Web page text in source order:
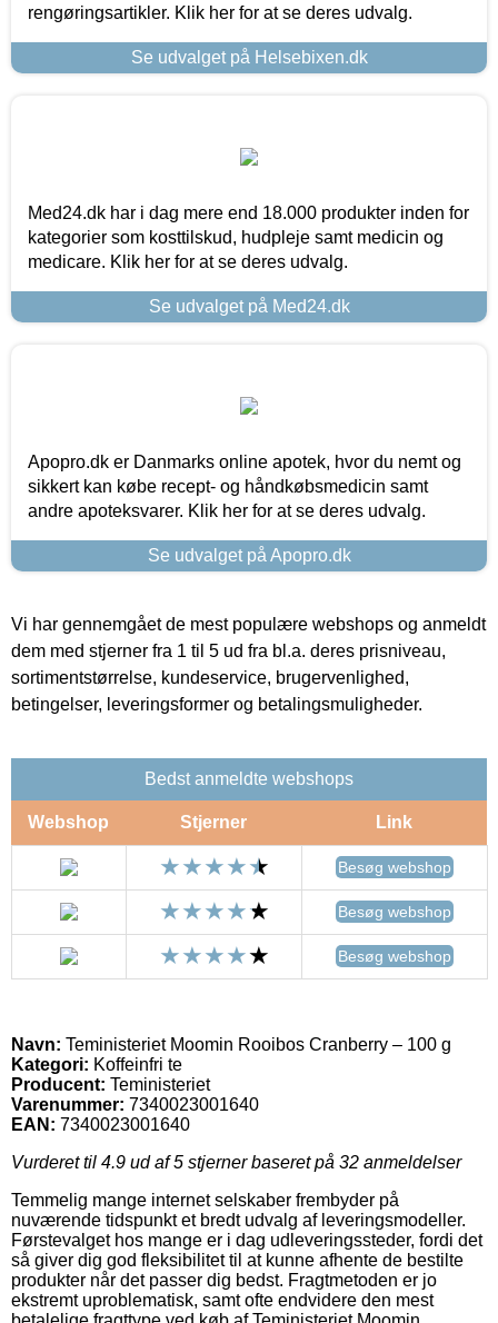
rengøringsartikler. Klik her for at se deres udvalg.
Se udvalget på Helsebixen.dk
Med24.dk har i dag mere end 18.000 produkter inden for
kategorier som kosttilskud, hudpleje samt medicin og
medicare. Klik her for at se deres udvalg.
Se udvalget på Med24.dk
Apopro.dk er Danmarks online apotek, hvor du nemt og
sikkert kan købe recept- og håndkøbsmedicin samt
andre apoteksvarer. Klik her for at se deres udvalg.
Se udvalget på Apopro.dk
Vi har gennemgået de mest populære webshops og anmeldt
dem med stjerner fra 1 til 5 ud fra bl.a. deres prisniveau,
sortimentstørrelse, kundeservice, brugervenlighed,
betingelser, leveringsformer og betalingsmuligheder.
Bedst anmeldte webshops
Webshop Stjerner Link
Besøg webshop
Besøg webshop
Besøg webshop
Navn: Teministeriet Moomin Rooibos Cranberry – 100 g
Kategori: Koffeinfri te
Producent: Teministeriet
Varenummer: 7340023001640
EAN: 7340023001640
Vurderet til 4.9 ud af 5 stjerner baseret på 32 anmeldelser
Temmelig mange internet selskaber frembyder på
nuværende tidspunkt et bredt udvalg af leveringsmodeller.
Førstevalget hos mange er i dag udleveringssteder, fordi det
så giver dig god fleksibilitet til at kunne afhente de bestilte
produkter når det passer dig bedst. Fragtmetoden er jo
ekstremt uproblematisk, samt ofte endvidere den mest